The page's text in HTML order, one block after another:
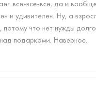
все-все-все, да и
и удивителен. Ну, а
что нет нужды долго
подарками. Наверное.